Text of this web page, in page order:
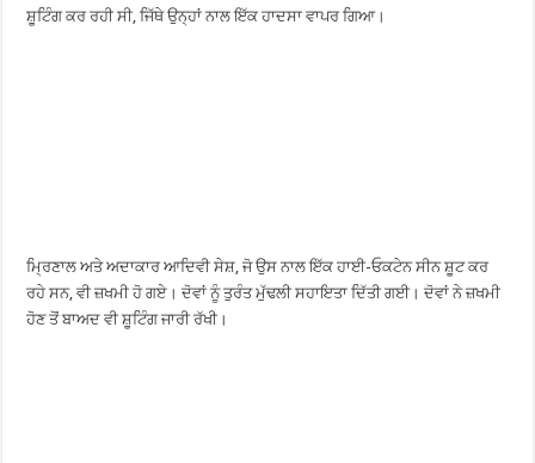
ਸ਼ੂਟਿੰਗ ਕਰ ਰਹੀ ਸੀ, ਜਿੱਥੇ ਉਨ੍ਹਾਂ ਨਾਲ ਇੱਕ ਹਾਦਸਾ ਵਾਪਰ ਗਿਆ।
ਮ੍ਰਿਣਾਲ ਅਤੇ ਅਦਾਕਾਰ ਆਦਿਵੀ ਸੇਸ਼, ਜੋ ਉਸ ਨਾਲ ਇੱਕ ਹਾਈ-ਓਕਟੇਨ ਸੀਨ ਸ਼ੂਟ ਕਰ
ਰਹੇ ਸਨ, ਵੀ ਜ਼ਖਮੀ ਹੋ ਗਏ। ਦੋਵਾਂ ਨੂੰ ਤੁਰੰਤ ਮੁੱਢਲੀ ਸਹਾਇਤਾ ਦਿੱਤੀ ਗਈ। ਦੋਵਾਂ ਨੇ ਜ਼ਖਮੀ
ਹੋਣ ਤੋਂ ਬਾਅਦ ਵੀ ਸ਼ੂਟਿੰਗ ਜਾਰੀ ਰੱਖੀ।